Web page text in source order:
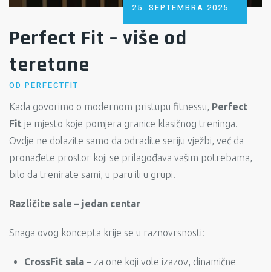
Perfect Fit – više od
teretane
POSTED
ON
25. SEPTEMBRA 2025.
OD PERFECTFIT
Kada govorimo o modernom pristupu fitnessu, Perfect
Fit je mjesto koje pomjera granice klasičnog treninga.
Ovdje ne dolazite samo da odradite seriju vježbi, već da
pronađete prostor koji se prilagođava vašim potrebama,
bilo da trenirate sami, u paru ili u grupi.
Različite sale – jedan centar
Snaga ovog koncepta krije se u raznovrsnosti:
CrossFit sala – za one koji vole izazov, dinamične